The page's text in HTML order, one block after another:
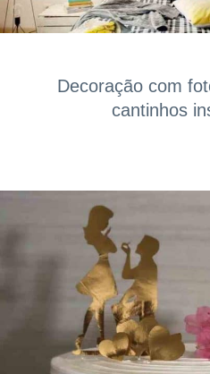
Decoração com
cantinhos